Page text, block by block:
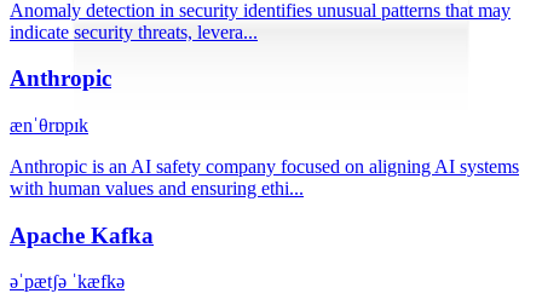
Anomaly detection in security identifies unusual patterns that may
indicate security threats, levera...
Anthropic
ænˈθrɒpɪk
Anthropic is an AI safety company focused on aligning AI systems
with human values and ensuring ethi...
Apache Kafka
əˈpætʃə ˈkæfkə